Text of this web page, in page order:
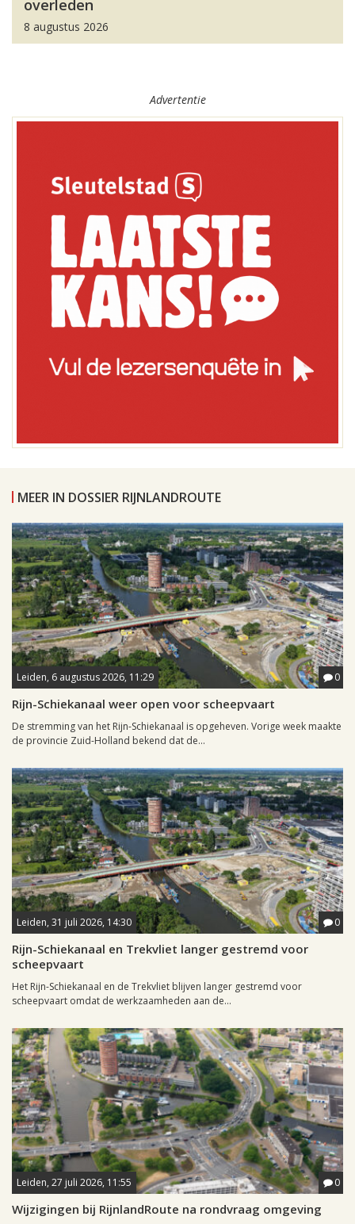
overleden
8 augustus 2026
Advertentie
MEER IN DOSSIER RIJNLANDROUTE
Leiden, 6 augustus 2026, 11:29 0
Rijn-Schiekanaal weer open voor scheepvaart
De stremming van het Rijn-Schiekanaal is opgeheven. Vorige week maakte
de provincie Zuid-Holland bekend dat de...
Leiden, 31 juli 2026, 14:30 0
Rijn-Schiekanaal en Trekvliet langer gestremd voor
scheepvaart
Het Rijn-Schiekanaal en de Trekvliet blijven langer gestremd voor
scheepvaart omdat de werkzaamheden aan de...
Leiden, 27 juli 2026, 11:55 0
Wijzigingen bij RijnlandRoute na rondvraag omgeving